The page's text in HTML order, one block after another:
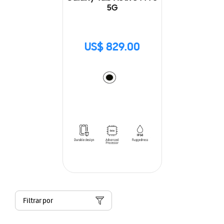
5G
US$ 829.00
Filtrar por